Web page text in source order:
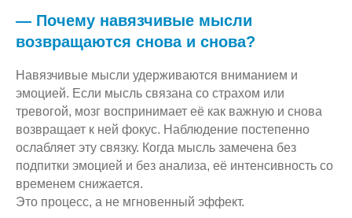
— Почему навязчивые мысли
возвращаются снова и снова?
Навязчивые мысли удерживаются вниманием и
эмоцией. Если мысль связана со страхом или
тревогой, мозг воспринимает её как важную и снова
возвращает к ней фокус. Наблюдение постепенно
ослабляет эту связку. Когда мысль замечена без
подпитки эмоцией и без анализа, её интенсивность со
временем снижается.
Это процесс, а не мгновенный эффект.